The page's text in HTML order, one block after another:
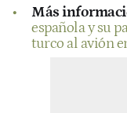
Más
española y su
turco al avión